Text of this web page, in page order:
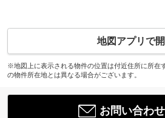
地図アプリで開
※地図上に表示される物件の位置は付近住所に所在
の物件所在地とは異なる場合がございます。
お問い合わ